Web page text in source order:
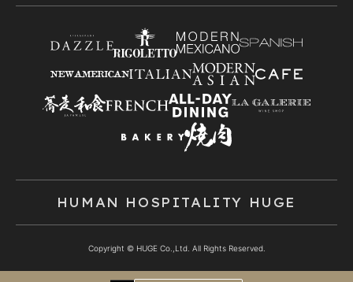
HUMAN HOSPITALITY HUGE
Copyright © HUGE Co.,Ltd. All Rights Reserved.